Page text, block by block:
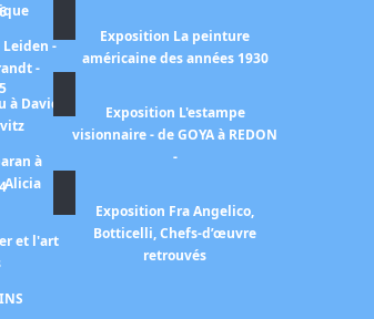
-
-
à David
à
Alicia
et l'art
Exposition La peinture
américaine des années 1930
Exposition L'estampe
visionnaire - de GOYA à REDON
-
Exposition Fra Angelico,
Botticelli, Chefs-d’œuvre
retrouvés